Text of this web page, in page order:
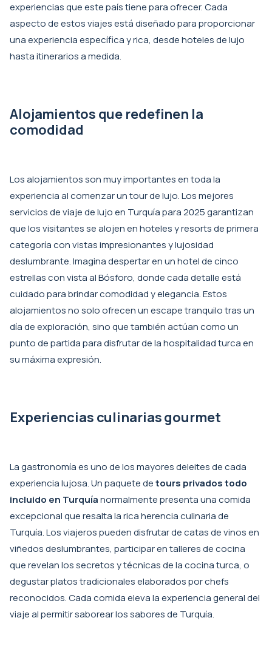
experiencias que este país tiene para ofrecer. Cada
aspecto de estos viajes está diseñado para proporcionar
una experiencia específica y rica, desde hoteles de lujo
hasta itinerarios a medida.
Alojamientos que redefinen la
comodidad
Los alojamientos son muy importantes en toda la
experiencia al comenzar un tour de lujo. Los mejores
servicios de viaje de lujo en Turquía para 2025 garantizan
que los visitantes se alojen en hoteles y resorts de primera
categoría con vistas impresionantes y lujosidad
deslumbrante. Imagina despertar en un hotel de cinco
estrellas con vista al Bósforo, donde cada detalle está
cuidado para brindar comodidad y elegancia. Estos
alojamientos no solo ofrecen un escape tranquilo tras un
día de exploración, sino que también actúan como un
punto de partida para disfrutar de la hospitalidad turca en
su máxima expresión.
Experiencias culinarias gourmet
La gastronomía es uno de los mayores deleites de cada
experiencia lujosa. Un paquete detours privados todo
incluido en Turquíanormalmente presenta una comida
excepcional que resalta la rica herencia culinaria de
Turquía. Los viajeros pueden disfrutar de catas de vinos en
viñedos deslumbrantes, participar en talleres de cocina
que revelan los secretos y técnicas de la cocina turca, o
degustar platos tradicionales elaborados por chefs
reconocidos. Cada comida eleva la experiencia general del
viaje al permitir saborear los sabores de Turquía.